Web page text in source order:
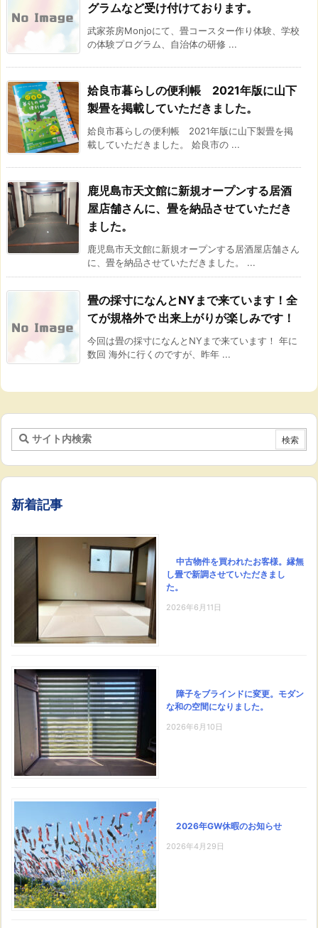
グラムなど受け付けております。
武家茶房Monjoにて、畳コースター作り体験、学校
の体験プログラム、自治体の研修 ...
姶良市暮らしの便利帳 2021年版に山下
製畳を掲載していただきました。
姶良市暮らしの便利帳 2021年版に山下製畳を掲
載していただきました。 姶良市の ...
鹿児島市天文館に新規オープンする居酒
屋店舗さんに、畳を納品させていただき
ました。
鹿児島市天文館に新規オープンする居酒屋店舗さん
に、畳を納品させていただきました。 ...
畳の採寸になんとNYまで来ています！全
てが規格外で 出来上がりが楽しみです！
今回は畳の採寸になんとNYまで来ています！ 年に
数回 海外に行くのですが、昨年 ...
新着記事
中古物件を買われたお客様。縁無
し畳で新調させていただきまし
た。
2026年6月11日
障子をブラインドに変更。モダン
な和の空間になりました。
2026年6月10日
2026年GW休暇のお知らせ
2026年4月29日